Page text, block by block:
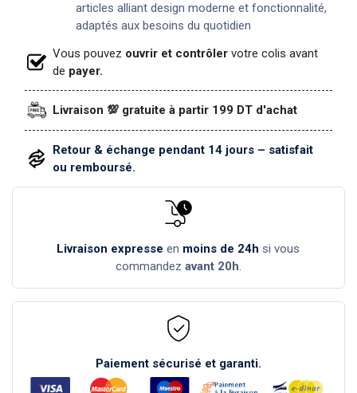
articles alliant design moderne et fonctionnalité,
adaptés aux besoins du quotidien
Vous pouvez ouvrir et contrôler votre colis avant
de payer.
Livraison 💯 gratuite à partir 199 DT d'achat
Retour & échange pendant 14 jours – satisfait
ou remboursé.
Livraison expresse en moins de 24h si vous
commandez avant 20h.
Paiement sécurisé et garanti.